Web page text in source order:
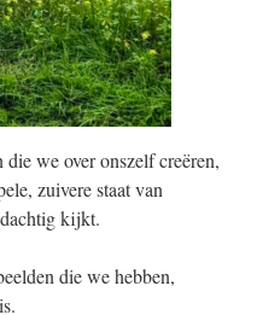
we over onszelf creëren,
zuivere staat van
kijkt.
die we hebben,